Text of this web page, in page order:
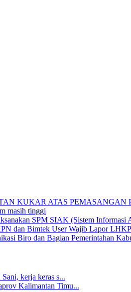
KUKAR ATAS
masih tinggi
SPM SIAK (Sistem Informasi
dan Bimtek User Wajib Lapor
Biro dan Bagian Pemerintahan
kerja keras s...
Kalimantan Timu...